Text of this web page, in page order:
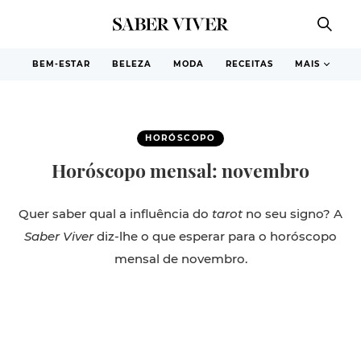
BEM-ESTAR BELEZA MODA RECEITAS MAIS
HORÓSCOPO
Horóscopo mensal: novembro
Quer saber qual a influência do tarot no seu signo? A
Saber Viverdiz-lhe o que esperar para o horóscopo
mensal de novembro.